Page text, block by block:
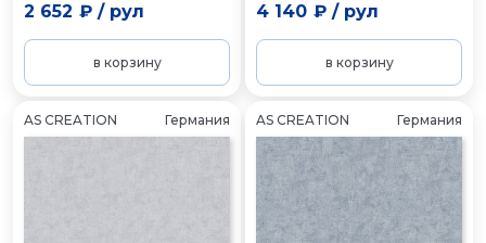
2 652 ₽/ рул
в корзину
4 140 ₽/ рул
в корзину
AS CREATION Германия AS CREATION Германия